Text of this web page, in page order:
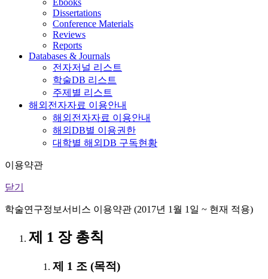
Dissertations
Conference Materials
Reviews
Reports
Databases & Journals
전자저널 리스트
학술DB 리스트
주제별 리스트
해외전자자료 이용안내
해외전자자료 이용안내
해외DB별 이용권한
대학별 해외DB 구독현황
이용약관
닫기
학술연구정보서비스 이용약관 (2017년 1월 1일 ~ 현재 적용)
제 1 장 총칙
제 1 조 (목적)